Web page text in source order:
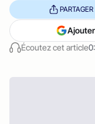
Écoutez cet article
PARTAGER